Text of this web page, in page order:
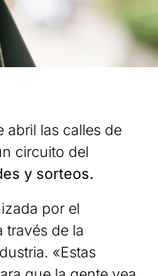
abril las calles de
circuito del
y sorteos.
por el
través de la
«Estas